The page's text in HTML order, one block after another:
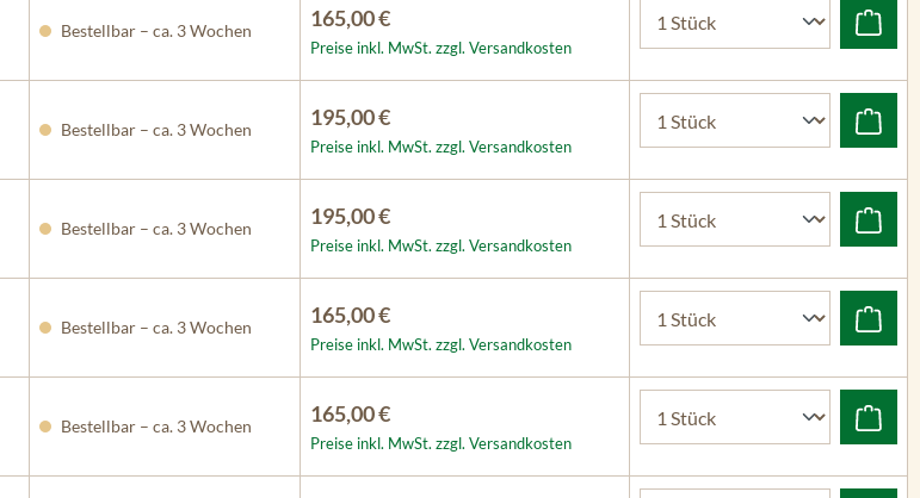
Bestellbar – ca. 3 Wochen 165,00 €
Preise inkl. MwSt. zzgl. Versandkosten
Bestellbar – ca. 3 Wochen 195,00 €
Preise inkl. MwSt. zzgl. Versandkosten
Bestellbar – ca. 3 Wochen 195,00 €
Preise inkl. MwSt. zzgl. Versandkosten
Bestellbar – ca. 3 Wochen 165,00 €
Preise inkl. MwSt. zzgl. Versandkosten
Bestellbar – ca. 3 Wochen 165,00 €
Preise inkl. MwSt. zzgl. Versandkosten